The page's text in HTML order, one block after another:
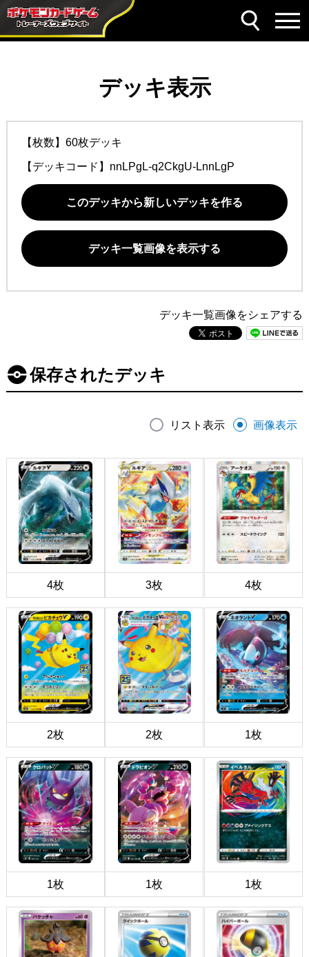
デッキ表示
【枚数】60枚デッキ
【デッキコード】 nnLPgL-q2CkgU-LnnLgP
このデッキから新しいデッキを作る
デッキ一覧画像を表示する
デッキ一覧画像をシェアする
保存されたデッキ
リスト表示 画像表示
4枚 3枚 4枚
2枚 2枚 1枚
1枚 1枚 1枚